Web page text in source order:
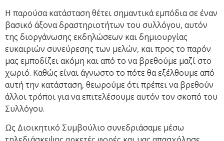
Η παρούσα κατάσταση θέτει σημαντικά εμπόδια σε έναν
βασικό άξονα δραστηριοτήτων του συλλόγου, αυτόν
της διοργάνωσης εκδηλώσεων και δημιουργίας
ευκαιριών συνεύρεσης των μελών, και προς το παρόν
μας εμποδίζει ακόμη και από το να βρεθούμε μαζί στο
χωριό. Καθώς είναι άγνωστο το πότε θα εξέλθουμε από
αυτή την κατάσταση, θεωρούμε ότι πρέπει να βρεθούν
άλλοι τρόποι για να επιτελέσουμε αυτόν τον σκοπό του
Συλλόγου.
Ως Διοικητικό Συμβούλιο συνεδριάσαμε μέσω